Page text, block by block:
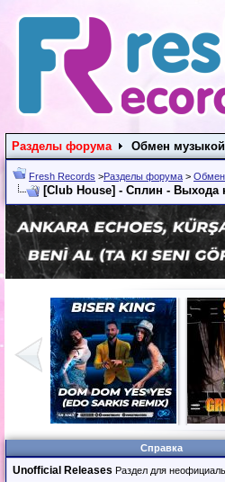
Разделы форума Обмен музыкой
Fresh Records >Разделы форума >
[Club House] - Сплин - Выхода
Справка
Unofficial Releases Раздел для